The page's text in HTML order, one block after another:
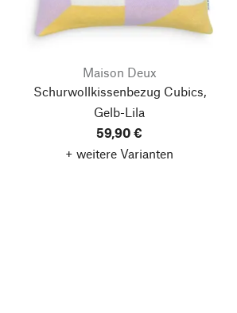
Maison Deux
Schurwollkissenbezug Cubics,
Gelb-Lila
59,90 €
+ weitere Varianten